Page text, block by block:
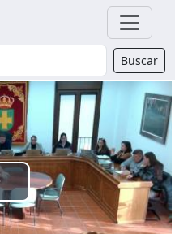
Buscar